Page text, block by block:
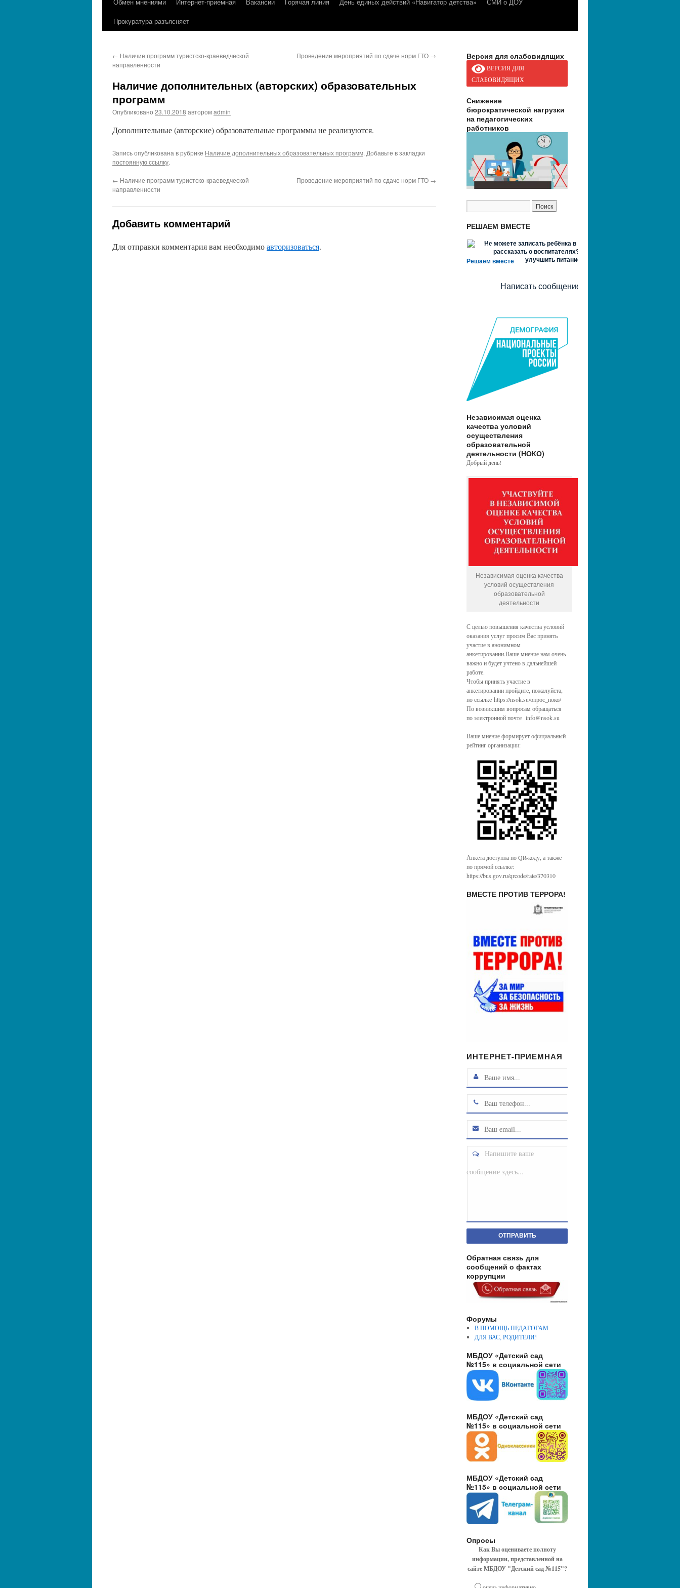
Прокуратура разъясняет
← Наличие программ туристско-краеведческой
направленности
Проведение мероприятий по сдаче норм ГТО →
Наличие дополнительных (авторских) образовательных
программ
Опубликовано 23.10.2018 авторомadmin
Дополнительные (авторские) образовательные программы не реализуются.
Запись опубликована в рубрике Наличие дополнительных образовательных программ. Добавьте в закладки
постоянную ссылку.
← Наличие программ туристско-краеведческой
направленности
Проведение мероприятий по сдаче норм ГТО →
Добавить комментарий
Для отправки комментария вам необходимоавторизоваться.
Версия для слабовидящих
ВЕРСИЯ ДЛЯ
СЛАБОВИДЯЩИХ
Снижение
бюрократической нагрузки
на педагогических
работников
РЕШАЕМ ВМЕСТЕ
Решаем вместе
Не можете записать ребёнка в сад? Хотите
рассказать о воспитателях? Знаете, как
улучшить питание и занятия?
Написать сообщение
Независимая оценка
качества условий
осуществления
образовательной
деятельности (НОКО)
Добрый день!
Независимая оценка качества
условий осуществления
образовательной
деятельности
С целью повышения качества условий
оказания услуг просим Вас принять
участие в анонимном
анкетировании.Ваше мнение нам очень
важно и будет учтено в дальнейшей
работе.
Чтобы принять участие в
анкетировании пройдите, пожалуйста,
по ссылке https://nsok.su/опрос_ноко/
По возникшим вопросам обращаться
по электронной почте info@nsok.su
Ваше мнение формирует официальный
рейтинг организации:
Анкета доступна по QR-коду, а также
по прямой ссылке:
https://bus.gov.ru/qrcode/rate/370310
ВМЕСТЕ ПРОТИВ ТЕРРОРА!
ИНТЕРНЕТ-ПРИЕМНАЯ
Напишите ваше
сообщение здесь...
ОТПРАВИТЬ
Обратная связь для
сообщений о фактах
коррупции
Форумы
В ПОМОЩЬ ПЕДАГОГАМ
ДЛЯ ВАС, РОДИТЕЛИ!
МБДОУ «Детский сад
№115» в социальной сети
МБДОУ «Детский сад
№115» в социальной сети
МБДОУ «Детский сад
№115» в социальной сети
Опросы
Как Вы оцениваете полноту
информации, представленной на
сайте МБДОУ "Детский сад №115"?